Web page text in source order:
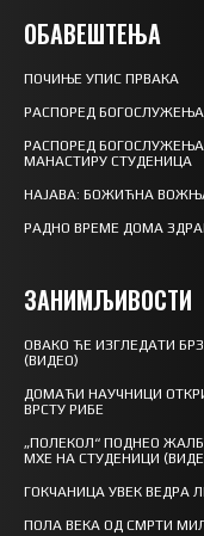
ОБАВЕШТЕЊА
ПОЧИЊЕ УПИС ПРВАКА
РАСПОРЕД
РАСПОРЕД
МАНАСТИРУ СТУДЕНИЦА
НАЈАВА: БОЖИЋНА
РАДНО ВРЕМЕ ДОМА
ЗАНИМЉИВОСТИ
ОВАКО ЋЕ ИЗГЛЕДАТИ
(ВИДЕО)
ДОМАЋИ НАУЧНИЦИ
ВРСТУ РИБЕ
„ПОЛЕКОЛ“ ПОДНЕО
МХЕ НА СТУДЕНИЦИ
ГОКЧАНИЦА УВЕК ВЕДРА
ПОЛА ВЕКА ОД СМРТИ